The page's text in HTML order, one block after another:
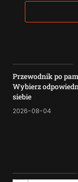
Przewodnik po
Wybierz
siebie
2026-08-04